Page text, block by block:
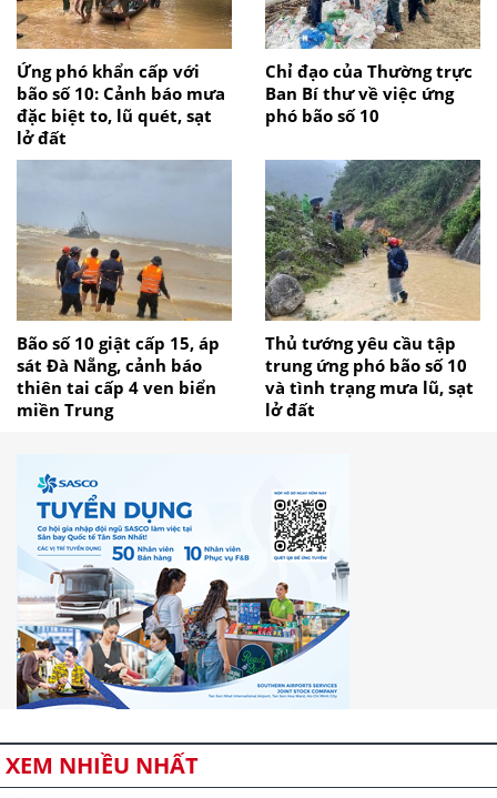
Ứng phó khẩn cấp với
bão số 10: Cảnh báo mưa
đặc biệt to, lũ quét, sạt
lở đất
Chỉ đạo của Thường trực
Ban Bí thư về việc ứng
phó bão số 10
Bão số 10 giật cấp 15, áp
sát Đà Nẵng, cảnh báo
thiên tai cấp 4 ven biển
miền Trung
Thủ tướng yêu cầu tập
trung ứng phó bão số 10
và tình trạng mưa lũ, sạt
lở đất
XEM NHIỀU NHẤT